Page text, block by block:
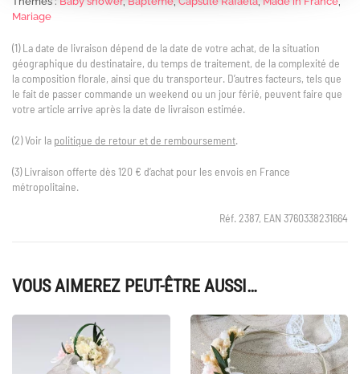
Mariage
(1) La date de livraison dépend de la date de votre achat, de la situation
géographique du destinataire, du temps de traitement, de la complexité de
la composition florale, ainsi que du transporteur. D’autres facteurs, tels que
le fait de passer commande un weekend ou un jour férié, peuvent faire que
votre article arrive après la date de livraison estimée.
(2) Voir la politique de retour et de remboursement.
(3) Livraison offerte dès 120 € d’achat pour les envois en France
métropolitaine.
Réf. 2387, EAN 3760338231664
VOUS AIMEREZ PEUT-ÊTRE AUSSI…